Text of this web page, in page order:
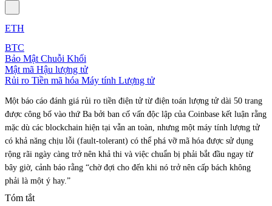
ETH
BTC
Bảo Mật Chuỗi Khối
Mật mã Hậu lượng tử
Rủi ro Tiền mã hóa Máy tính Lượng tử
Một báo cáo đánh giá rủi ro tiền điện tử từ điện toán lượng tử dài 50 trang
được công bố vào thứ Ba bởi ban cố vấn độc lập của Coinbase kết luận rằng
mặc dù các blockchain hiện tại vẫn an toàn, nhưng một máy tính lượng tử
có khả năng chịu lỗi (fault-tolerant) có thể phá vỡ mã hóa được sử dụng
rộng rãi ngày càng trở nên khả thi và việc chuẩn bị phải bắt đầu ngay từ
bây giờ, cảnh báo rằng “chờ đợi cho đến khi nó trở nên cấp bách không
phải là một ý hay.”
Tóm tắt